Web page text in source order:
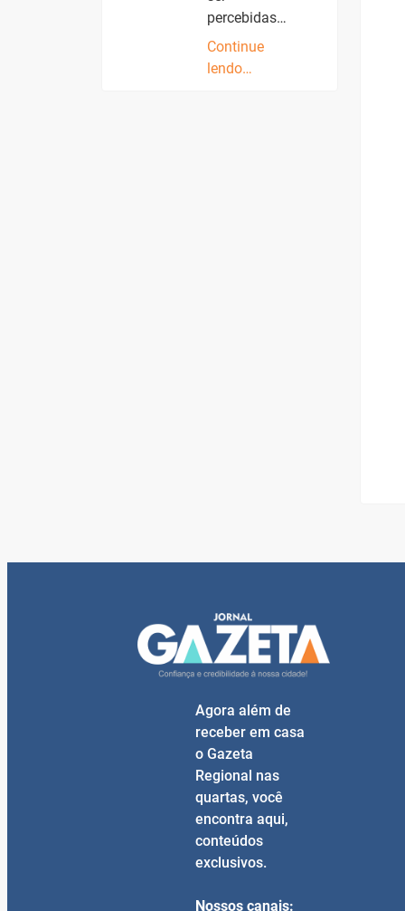
percebidas…
Continue
lendo…
Agora além de
receber em casa
o Gazeta
Regional nas
quartas, você
encontra aqui,
conteúdos
exclusivos.
Nossos canais: